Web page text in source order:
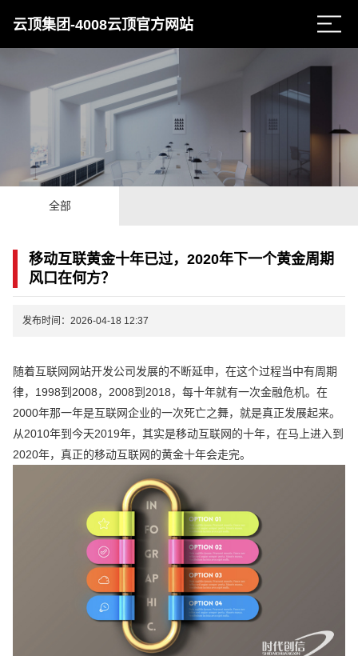
云顶集团-4008云顶官方网站
全部
移动互联黄金十年已过，2020年下一个黄金周期
风口在何方？
发布时间：2026-04-18 12:37
随着互联网网站开发公司发展的不断延申，在这个过程当中有周期
律，1998到2008，2008到2018，每十年就有一次金融危机。在
2000年那一年是互联网企业的一次死亡之舞，就是真正发展起来。
从2010年到今天2019年，其实是移动互联网的十年，在马上进入到
2020年，真正的移动互联网的黄金十年会走完。